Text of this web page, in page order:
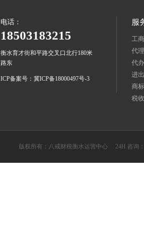
电话：
18503183215
衡水育才街和平路交叉口北行180米
路东
ICP备案号：冀ICP备18000497号-3
服
工
代
代
进
商
税
版权所有：八戒财税衡水运营中心 24H 咨询